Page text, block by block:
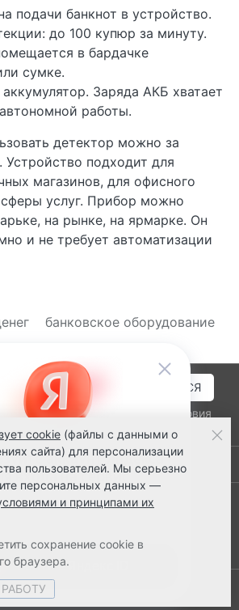
подачи банкнот в устройство.
до 100 купюр за минуту.
в бардачке
сумке.
Заряда АКБ хватает
работы.
детектор можно за
Устройство подходит для
магазинов, для офисного
услуг. Прибор можно
на рынке, на ярмарке. Он
и не требует автоматизации
банковское оборудование
я принимаю условия
персональных данных
заказов: 52530
8 800 2018-054
ТехноСервис Ставрополь
cookie (файлы с данными о
сайта) для персонализации
пользователей. Мы серьезно
персональных данных —
и принципами их
сохранение cookie в
браузера.